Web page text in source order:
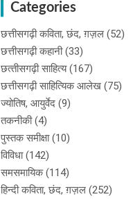
Categories
छत्तीसगढ़ी कविता, छंद, ग़ज़ल (52)
छत्तीसगढ़ी कहानी(33)
छत्‍तीसगढ़ी साहित्‍य(167)
छत्तीसगढ़ी साहित्यिक आलेख (75)
ज्योतिष, आयुर्वेद (9)
तकनीकी(4)
पुस्‍तक समीक्षा(10)
विविधा(142)
समसमायिक(114)
हिन्दी कविता, छंद, ग़ज़ल (252)